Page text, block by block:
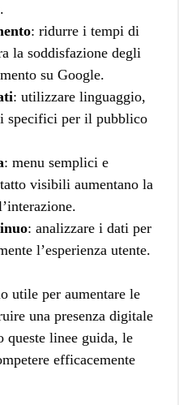
: ridurre i tempi di
la soddisfazione degli
su Google.
: utilizzare linguaggio,
specifici per il pubblico
: menu semplici e
visibili aumentano la
: analizzare i dati per
l’esperienza utente.
utile per aumentare le
una presenza digitale
queste linee guida, le
efficacemente